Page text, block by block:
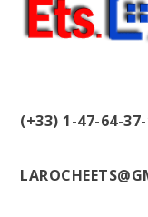
(+33) 1-47-64-